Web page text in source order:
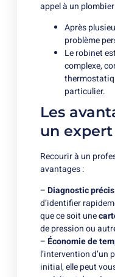
appel à un
Après
problème
Le robinet
complexe,
particulier.
Les
un expert
Recourir à un
avantages :
–Diagnostic précis
d’identifier
que ce soit une
de pression ou
–Économie de
l’intervention
initial, elle peut